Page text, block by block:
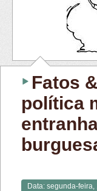
Fatos
política
Data: segunda-feira,